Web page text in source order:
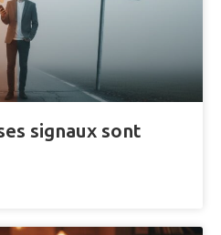
signaux sont